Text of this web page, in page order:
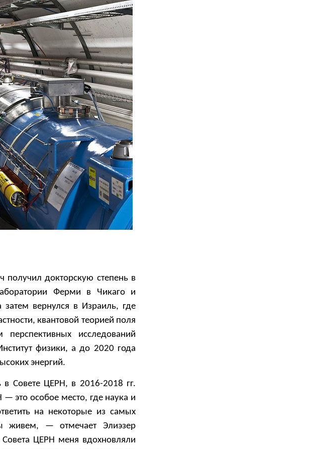
получил докторскую степень в
Ферми в Чикаго и
вернулся в Израиль, где
квантовой теорией поля
исследований
физики, а до 2020 года
энергий.
в Совете ЦЕРН, в 2016-2018 гг.
это особое место, где наука и
на некоторые из самых
живем, — отмечает Элиэзер
ЦЕРН меня вдохновляли